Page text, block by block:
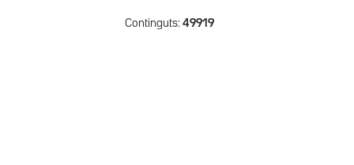
Continguts: 49919